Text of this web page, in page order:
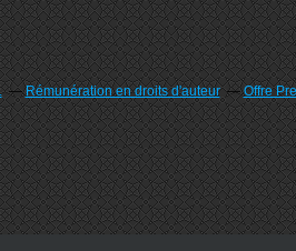
Rémunération en droits d'auteur Offre